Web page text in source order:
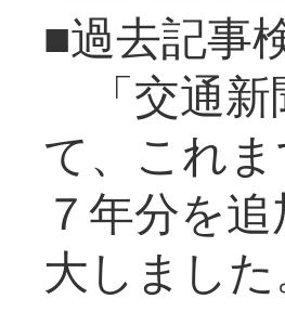
■過去記事
「交通新
て、これ
７年分を
大し